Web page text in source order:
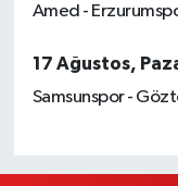
Amed -
17 Ağustos,
Samsunspor -